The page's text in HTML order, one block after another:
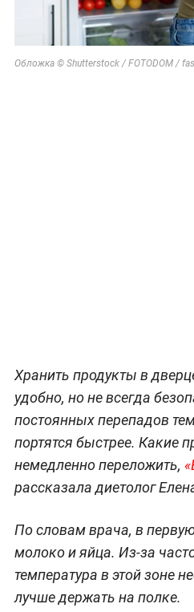
Обложка © Shutterstock / FOTODOM /
Хранить продукты в
удобно, но не всегда
постоянных перепадов
портятся быстрее. Какие
немедленно переложить,
рассказала диетолог
По словам врача, в
молоко и яйца. Из-за
температура в этой зоне
лучше держать на полке.